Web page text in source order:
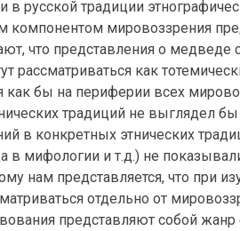
в русской традиции
мировоззрения
что представления о
рассматриваться как
как бы на периферии всех
традиций не выглядел
в конкретных этнических
в мифологии и т.д.) не
нам представляется, что при
отдельно от
представляют собой